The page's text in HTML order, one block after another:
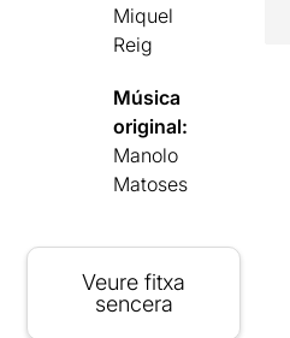
Miquel
Reig
Música
original:
Manolo
Matoses
Veure fitxa
sencera